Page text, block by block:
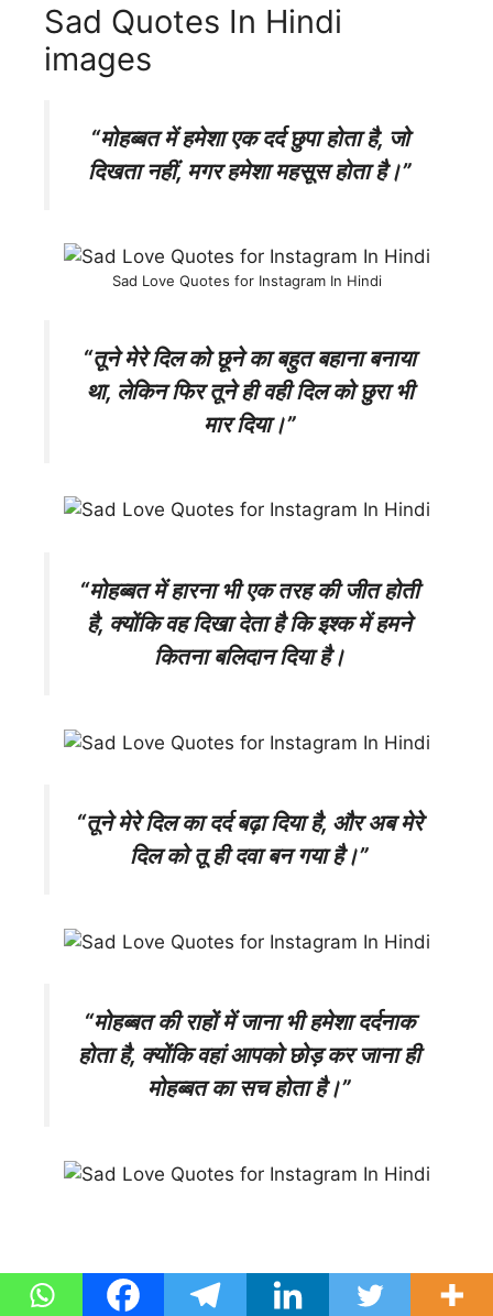
Sad Quotes In Hindi
images
“मोहब्बत में हमेशा एक दर्द छुपा होता है, जो
दिखता नहीं, मगर हमेशा महसूस होता है।”
Sad Love Quotes for Instagram In Hindi
“तूने मेरे दिल को छूने का बहुत बहाना बनाया
था, लेकिन फिर तूने ही वही दिल को छुरा भी
मार दिया।”
“मोहब्बत में हारना भी एक तरह की जीत होती
है, क्योंकि वह दिखा देता है कि इश्क में हमने
कितना बलिदान दिया है।
“तूने मेरे दिल का दर्द बढ़ा दिया है, और अब मेरे
दिल को तू ही दवा बन गया है।”
“मोहब्बत की राहों में जाना भी हमेशा दर्दनाक
होता है, क्योंकि वहां आपको छोड़ कर जाना ही
मोहब्बत का सच होता है।”